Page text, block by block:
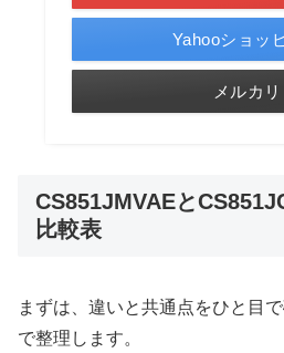
Yahooショッ
メルカリ
CS851JMVAEと
比較表
まずは、違いと共通点をひと目
で整理します。